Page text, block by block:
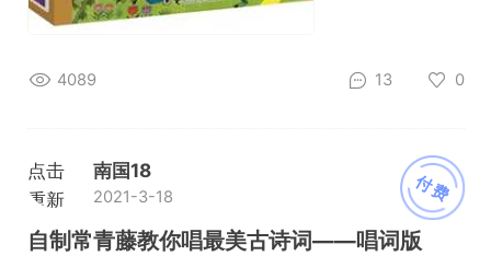
4089 13 0
付费
点击
重新
加载
南国18
2021-3-18
自制常青藤教你唱最美古诗词——唱词版